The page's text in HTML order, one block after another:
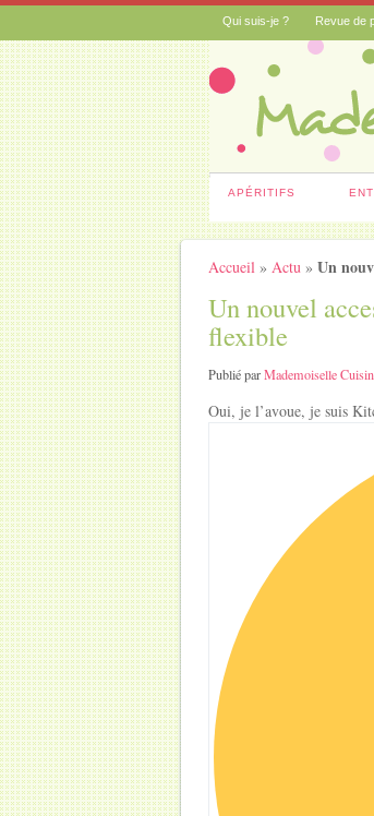
Qui suis-je ? Revue de
APÉRITIFS
Accueil »Actu »Un
Un nouvel
flexible
Publié parMademoiselle
Oui, je l’avoue, je suis